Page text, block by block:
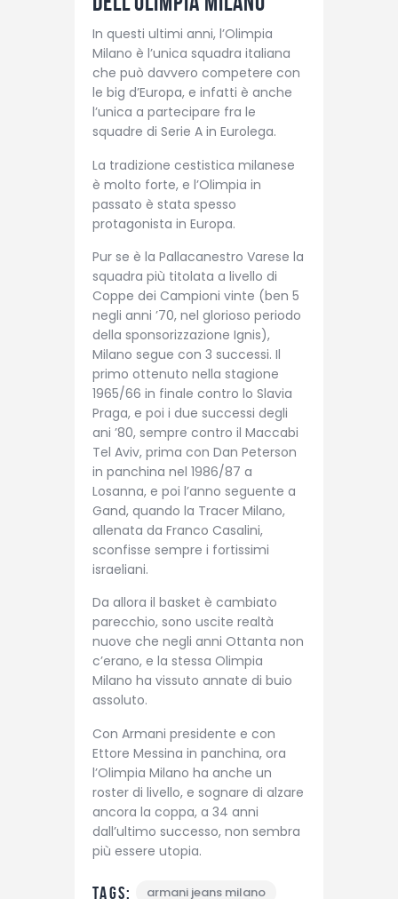
In questi ultimi anni, l’Olimpia
Milano è l’unica squadra italiana
che può davvero competere con
le big d’Europa, e infatti è anche
l’unica a partecipare fra le
squadre di Serie A in Eurolega.
La tradizione cestistica milanese
è molto forte, e l’Olimpia in
passato è stata spesso
protagonista in Europa.
Pur se è la Pallacanestro Varese la
squadra più titolata a livello di
Coppe dei Campioni vinte (ben 5
negli anni ’70, nel glorioso periodo
della sponsorizzazione Ignis),
Milano segue con 3 successi. Il
primo ottenuto nella stagione
1965/66 in finale contro lo Slavia
Praga, e poi i due successi degli
ani ’80, sempre contro il Maccabi
Tel Aviv, prima con Dan Peterson
in panchina nel 1986/87 a
Losanna, e poi l’anno seguente a
Gand, quando la Tracer Milano,
allenata da Franco Casalini,
sconfisse sempre i fortissimi
israeliani.
Da allora il basket è cambiato
parecchio, sono uscite realtà
nuove che negli anni Ottanta non
c’erano, e la stessa Olimpia
Milano ha vissuto annate di buio
assoluto.
Con Armani presidente e con
Ettore Messina in panchina, ora
l’Olimpia Milano ha anche un
roster di livello, e sognare di alzare
ancora la coppa, a 34 anni
dall’ultimo successo, non sembra
più essere utopia.
Tags:
armani jeans milano